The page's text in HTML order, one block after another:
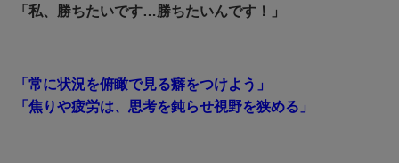
「私、勝ちたいです…勝ちたいんです！」
「常に状況を俯瞰で見る癖をつけよう」
「焦りや疲労は、思考を鈍らせ視野を狭める」